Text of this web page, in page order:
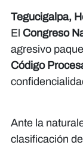
Tegucigalpa,
​El Congreso
agresivo
Código
Ante la
clasificación de